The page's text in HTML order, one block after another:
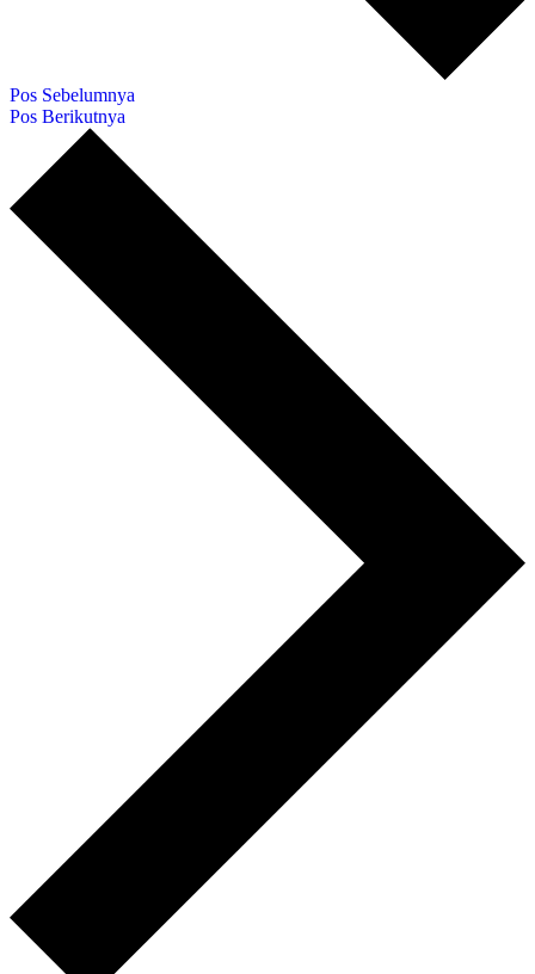
Pos Sebelumnya
Pos Berikutnya